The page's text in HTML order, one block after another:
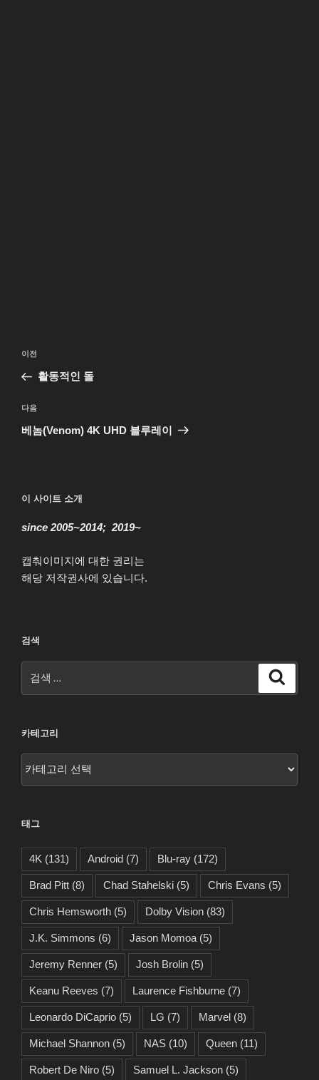
색
이
전
이전
활동적인 돌
다
음
다음
베놈(Venom) 4K UHD 블루레이
이 사이트 소개
since 2005~2014; 2019~
캡춰이미지에 대한 권리는
해당 저작권사에 있습니다.
검색
색:
카테고리
태그
4K (131) Android (7) Blu-ray (172)
Brad Pitt (8) Chad Stahelski (5) Chris Evans (5)
Chris Hemsworth (5) Dolby Vision (83)
J.K. Simmons (6) Jason Momoa (5)
Jeremy Renner (5) Josh Brolin (5)
Keanu Reeves (7) Laurence Fishburne (7)
Leonardo DiCaprio (5) LG (7) Marvel (8)
Michael Shannon (5) NAS (10) Queen (11)
Robert De Niro (5) Samuel L. Jackson (5)